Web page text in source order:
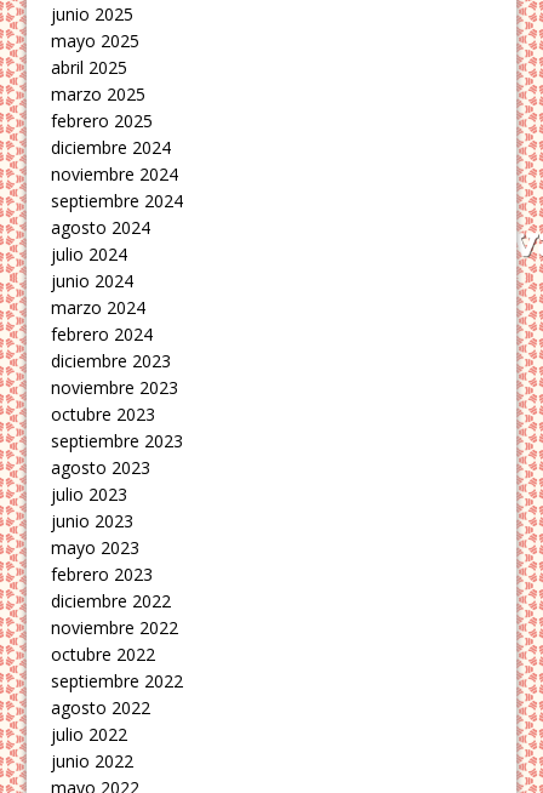
junio 2025
mayo 2025
abril 2025
marzo 2025
febrero 2025
diciembre 2024
noviembre 2024
septiembre 2024
agosto 2024
julio 2024
junio 2024
marzo 2024
febrero 2024
diciembre 2023
noviembre 2023
octubre 2023
septiembre 2023
agosto 2023
julio 2023
junio 2023
mayo 2023
febrero 2023
diciembre 2022
noviembre 2022
octubre 2022
septiembre 2022
agosto 2022
julio 2022
junio 2022
mayo 2022